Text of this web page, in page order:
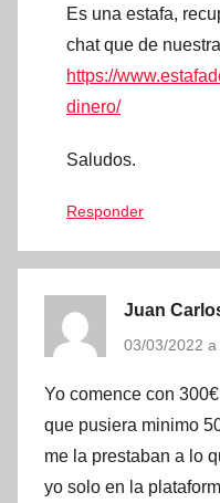
Es una estafa,
chat que de
https://
dinero/
Saludos.
Responder
Juan
03/03/2022
Yo comence con
que pusiera minimo
me la prestaban a lo
yo solo en la